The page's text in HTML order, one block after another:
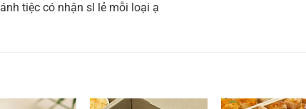
tiệc có nhận sl lẻ mỗi loại ạ